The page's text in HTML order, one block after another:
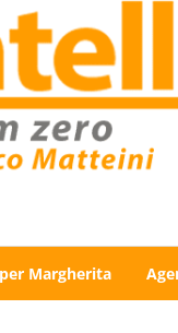
Margherita